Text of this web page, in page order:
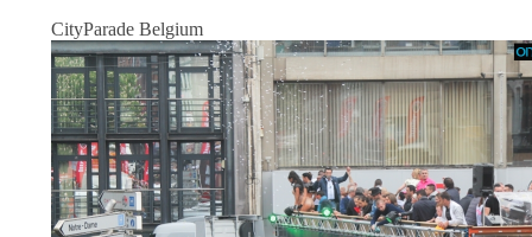
CityParade Belgium